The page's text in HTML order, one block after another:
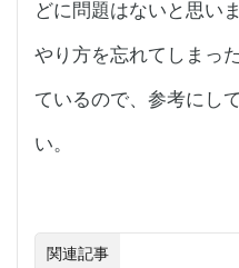
どに問題はないと思いま
やり方を忘れてしまっ
ているので、参考にし
い。
関連記事